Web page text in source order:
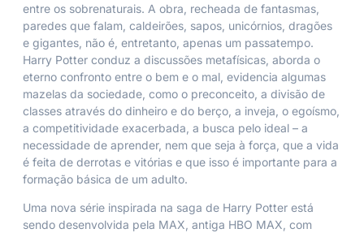
entre os sobrenaturais. A obra, recheada de fantasmas,
paredes que falam, caldeirões, sapos, unicórnios, dragões
e gigantes, não é, entretanto, apenas um passatempo.
Harry Potter conduz a discussões metafísicas, aborda o
eterno confronto entre o bem e o mal, evidencia algumas
mazelas da sociedade, como o preconceito, a divisão de
classes através do dinheiro e do berço, a inveja, o egoísmo,
a competitividade exacerbada, a busca pelo ideal – a
necessidade de aprender, nem que seja à força, que a vida
é feita de derrotas e vitórias e que isso é importante para a
formação básica de um adulto.
Uma nova série inspirada na saga de Harry Potter está
sendo desenvolvida pela MAX, antiga HBO MAX, com